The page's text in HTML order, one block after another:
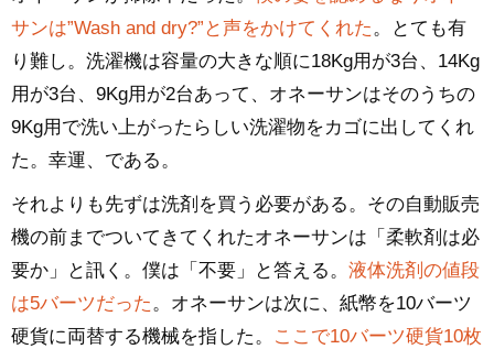
サンは”Wash and dry?”と声をかけてくれた。とても有
り難し。洗濯機は容量の大きな順に18Kg用が3台、14Kg
用が3台、9Kg用が2台あって、オネーサンはそのうちの
9Kg用で洗い上がったらしい洗濯物をカゴに出してくれ
た。幸運、である。
それよりも先ずは洗剤を買う必要がある。その自動販売
機の前までついてきてくれたオネーサンは「柔軟剤は必
要か」と訊く。僕は「不要」と答える。 液体洗剤の値段
は5バーツだった。オネーサンは次に、紙幣を10バーツ
硬貨に両替する機械を指した。
ここで10バーツ硬貨10枚